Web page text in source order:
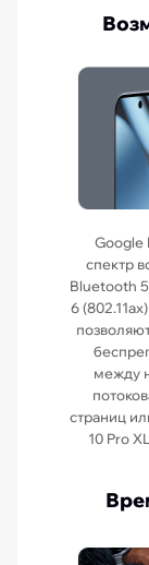
Google
спектр
Bluetooth
6
между
страниц
10 Pro